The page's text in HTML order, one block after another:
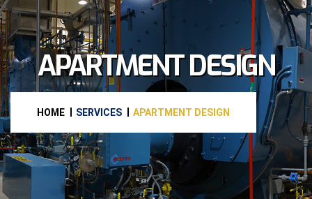
APARTMENT DESIGN
HOME SERVICES APARTMENT DESIGN